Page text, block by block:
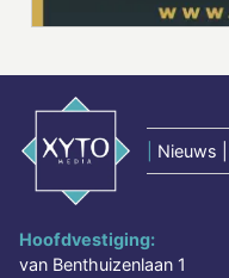
Nieuws
Hoofdvestiging:
van Benthuizenlaan 1